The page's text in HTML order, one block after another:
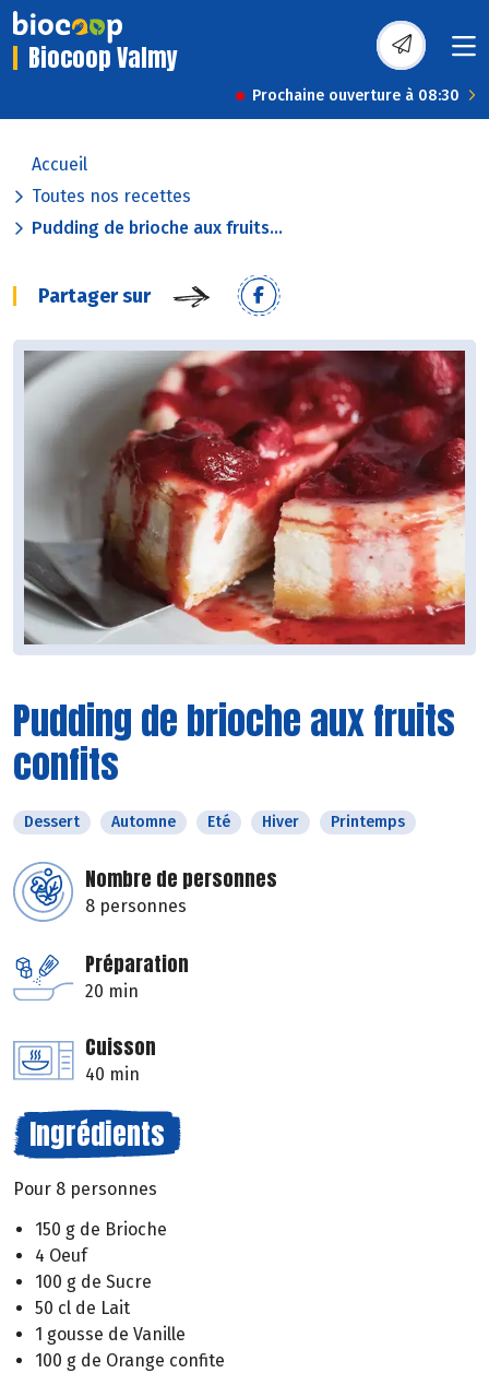
Biocoop Valmy
Prochaine ouverture à 08:30
Accueil
Toutes nos recettes
Pudding de brioche aux fruits...
Partager sur
Pudding de brioche aux fruits
confits
Dessert Automne Eté Hiver Printemps
Nombre de personnes
8 personnes
Préparation
20 min
Cuisson
40 min
Ingrédients
Pour 8 personnes
150 g de Brioche
4 Oeuf
100 g de Sucre
50 cl de Lait
1 gousse de Vanille
100 g de Orange confite